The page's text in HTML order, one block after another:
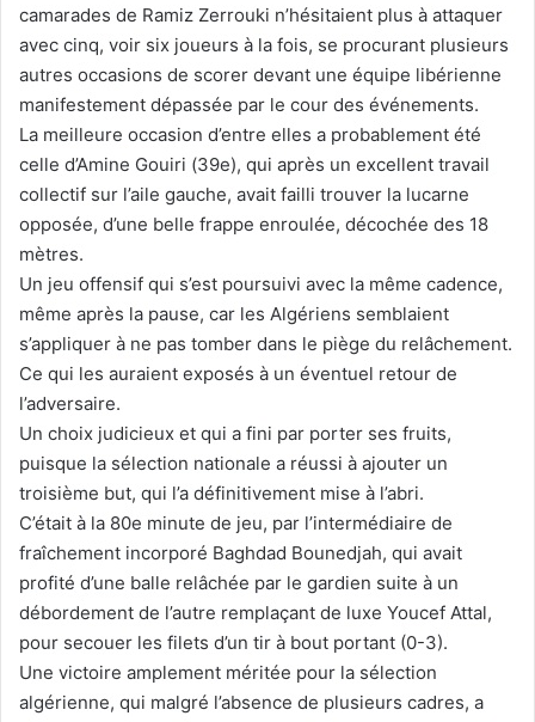
camarades de Ramiz Zerrouki n’hésitaient plus à attaquer
avec cinq, voir six joueurs à la fois, se procurant plusieurs
autres occasions de scorer devant une équipe libérienne
manifestement dépassée par le cour des événements.
La meilleure occasion d’entre elles a probablement été
celle d’Amine Gouiri (39e), qui après un excellent travail
collectif sur l’aile gauche, avait failli trouver la lucarne
opposée, d’une belle frappe enroulée, décochée des 18
mètres.
Un jeu offensif qui s’est poursuivi avec la même cadence,
même après la pause, car les Algériens semblaient
s’appliquer à ne pas tomber dans le piège du relâchement.
Ce qui les auraient exposés à un éventuel retour de
l’adversaire.
Un choix judicieux et qui a fini par porter ses fruits,
puisque la sélection nationale a réussi à ajouter un
troisième but, qui l’a définitivement mise à l’abri.
C’était à la 80e minute de jeu, par l’intermédiaire de
fraîchement incorporé Baghdad Bounedjah, qui avait
profité d’une balle relâchée par le gardien suite à un
débordement de l’autre remplaçant de luxe Youcef Attal,
pour secouer les filets d’un tir à bout portant (0-3).
Une victoire amplement méritée pour la sélection
algérienne, qui malgré l’absence de plusieurs cadres, a